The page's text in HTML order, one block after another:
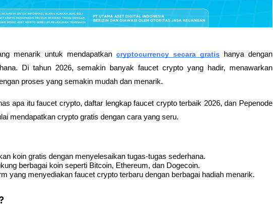
menarik untuk mendapatkan cryptocurrency secara gratis hanya dengan
Di tahun 2026, semakin banyak faucet crypto yang hadir, menawarkan
proses yang semakin mudah dan menarik.
apa itu faucet crypto, daftar lengkap faucet crypto terbaik 2026, dan Pepenode
mendapatkan crypto gratis dengan cara yang seru.
koin gratis dengan menyelesaikan tugas-tugas sederhana.
berbagai koin seperti Bitcoin, Ethereum, dan Dogecoin.
yang menyediakan faucet crypto terbaru dengan berbagai hadiah menarik.